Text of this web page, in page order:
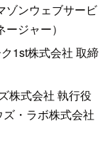
ンウェブサービ
ジャー）
1st株式会社 取締
株式会社 執行役
・ラボ株式会社